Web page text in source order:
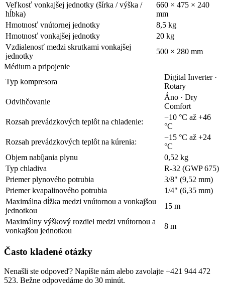
Veľkosť vonkajšej jednotky (šírka / výška /
hĺbka)
660 × 475 × 240
mm
Hmotnosť vnútornej jednotky
8,5 kg
Hmotnosť vonkajšej jednotky
20 kg
Vzdialenosť medzi skrutkami vonkajšej
jednotky
500 × 280 mm
Médium a pripojenie
Typ kompresora
Digital Inverter ·
Rotary
Odvlhčovanie
Áno · Dry
Comfort
Rozsah prevádzkových teplôt na chladenie:
−10 °C až +46
°C
Rozsah prevádzkových teplôt na kúrenia:
−15 °C až +24
°C
Objem nabíjania plynu
0,52 kg
Typ chladiva
R-32 (GWP 675)
Priemer plynového potrubia
3/8" (9,52 mm)
Priemer kvapalinového potrubia
1/4" (6,35 mm)
Maximálna dĺžka medzi vnútornou a vonkajšou
jednotkou
15 m
Maximálny výškový rozdiel medzi vnútornou a
vonkajšou jednotkou
8 m
Často kladené otázky
Nenašli ste odpoveď? Napíšte nám alebo zavolajte +421 944 472
523. Bežne odpovedáme do 30 minút.